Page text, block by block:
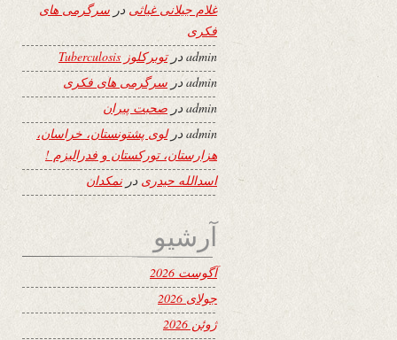
غلام جیلانی غیاثی در سرگرمی های
فکری
adminدرتوبرکلوز Tuberculosis
adminدر سرگرمی های فکری
admin در صحبت پیران
adminدرلوی پشتونستان، خراسان،
هزارستان، تورکستان و فدرالیزم !
اسدالله حیدری درنمکدان
آرشیو
آگوست 2026
جولای 2026
ژوئن 2026